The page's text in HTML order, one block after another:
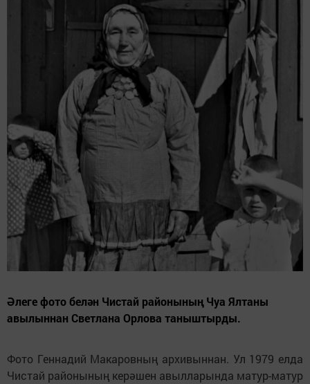
Әлеге фото белән Чистай районының Чуа Ялтаны
авылыннан Светлана Орлова таныштырды.
Фото Геннадий Макаровның архивыннан. Ул 1979 елда
Чистай районының керәшен авылларында матур-матур